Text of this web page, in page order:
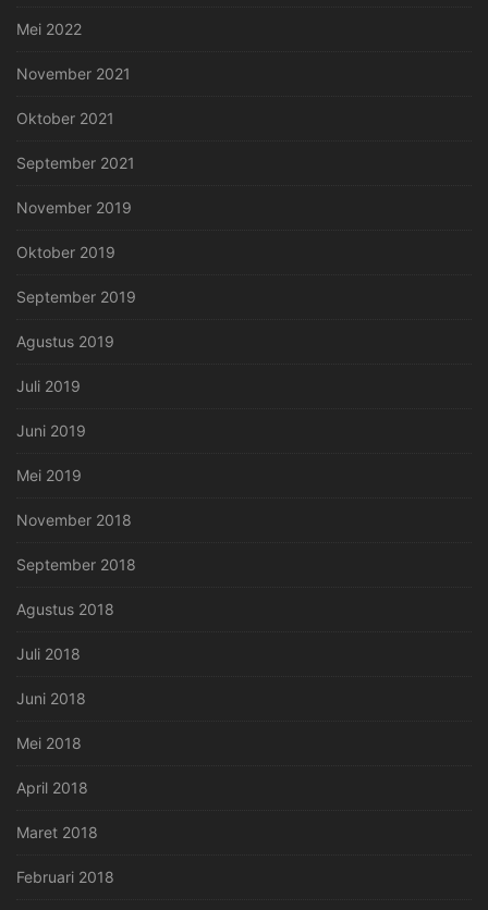
Mei 2022
November 2021
Oktober 2021
September 2021
November 2019
Oktober 2019
September 2019
Agustus 2019
Juli 2019
Juni 2019
Mei 2019
November 2018
September 2018
Agustus 2018
Juli 2018
Juni 2018
Mei 2018
April 2018
Maret 2018
Februari 2018